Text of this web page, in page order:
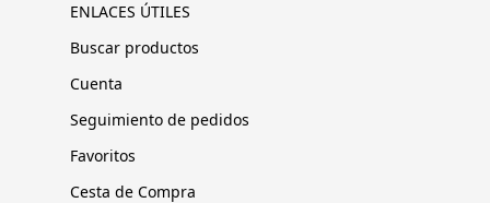
ENLACES ÚTILES
Buscar productos
Cuenta
Seguimiento de pedidos
Favoritos
Cesta de Compra